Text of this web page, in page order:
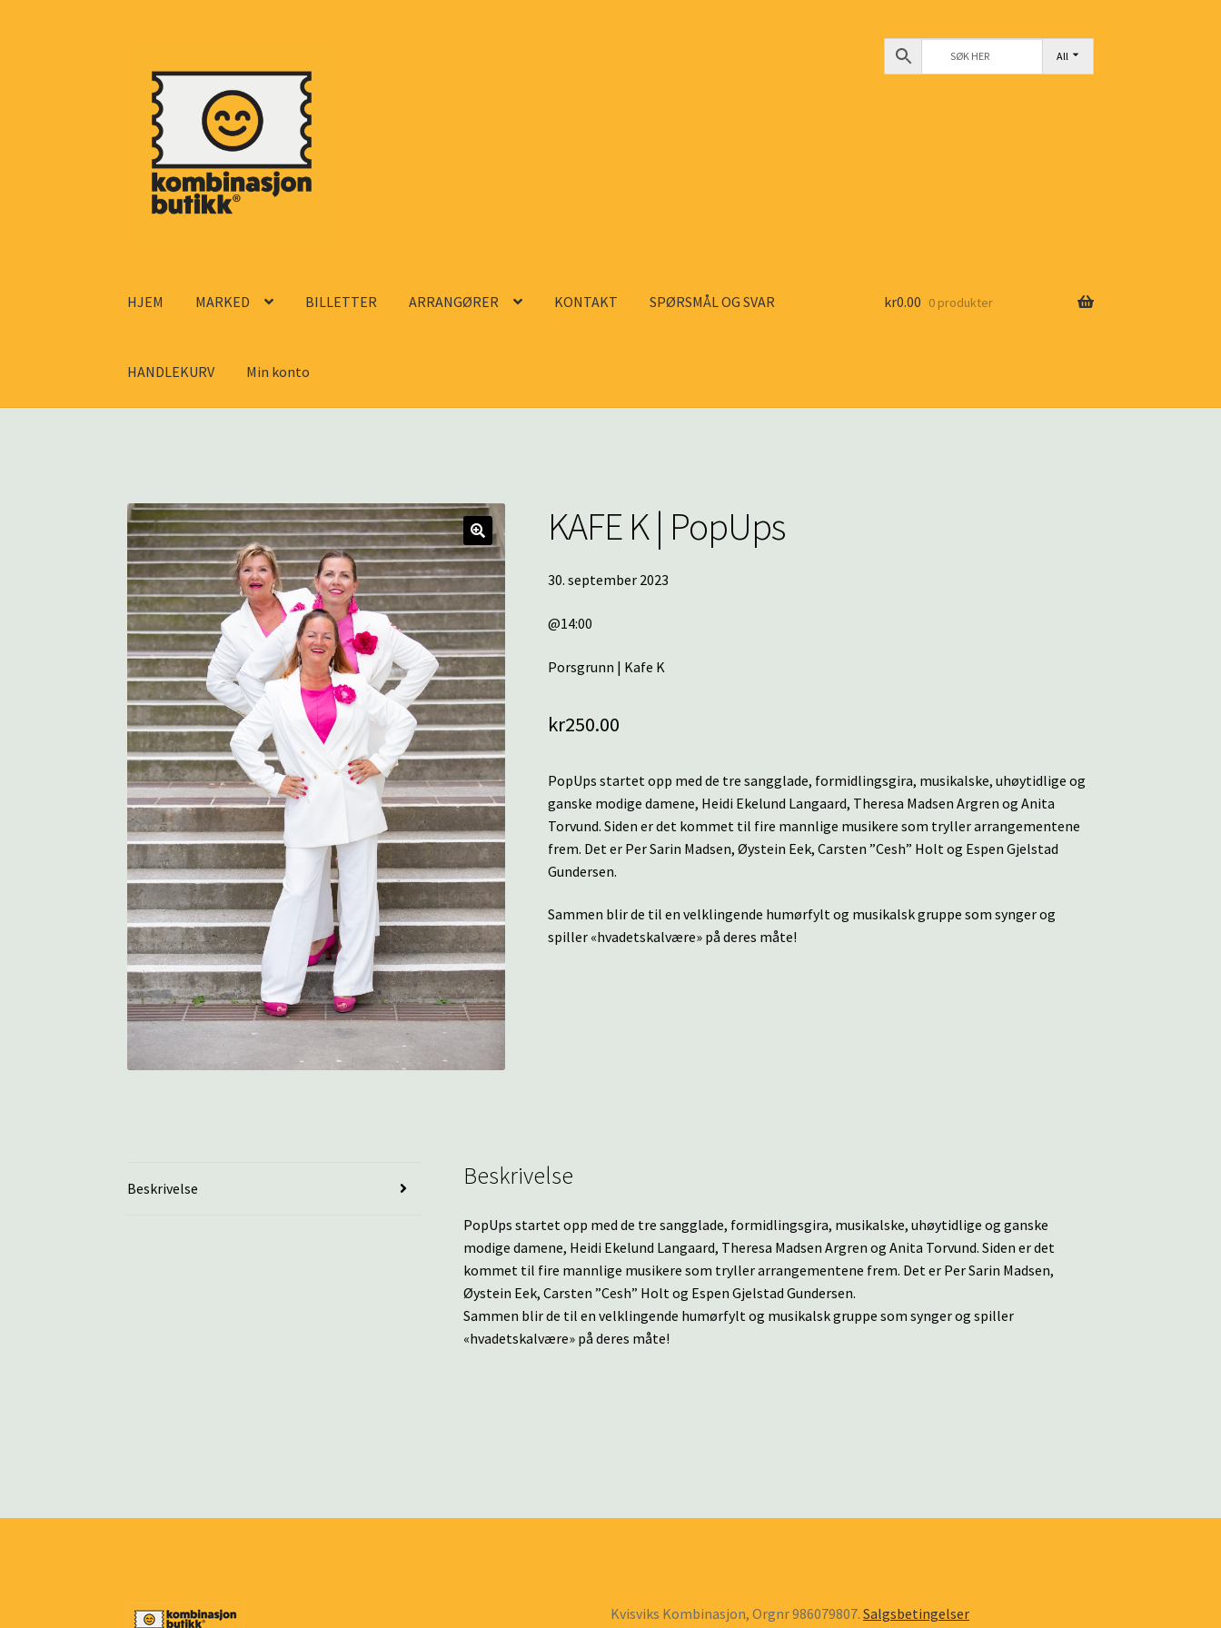
navigasjon
innhold
All
HJEM MARKED BILLETTER ARRANGØRER KONTAKT SPØRSMÅL OG SVAR
HANDLEKURV Min konto
kr0.00 0 produkter
🔍
KAFE K | PopUps
30. september 2023
@14:00
Porsgrunn | Kafe K
kr250.00
PopUps startet opp med de tre sangglade, formidlingsgira, musikalske, uhøytidlige og
ganske modige damene, Heidi Ekelund Langaard, Theresa Madsen Argren og Anita
Torvund. Siden er det kommet til fire mannlige musikere som tryller arrangementene
frem. Det er Per Sarin Madsen, Øystein Eek, Carsten ”Cesh” Holt og Espen Gjelstad
Gundersen.
Sammen blir de til en velklingende humørfylt og musikalsk gruppe som synger og
spiller «hvadetskalvære» på deres måte!
Beskrivelse Beskrivelse
PopUps startet opp med de tre sangglade, formidlingsgira, musikalske, uhøytidlige og ganske
modige damene, Heidi Ekelund Langaard, Theresa Madsen Argren og Anita Torvund. Siden er det
kommet til fire mannlige musikere som tryller arrangementene frem. Det er Per Sarin Madsen,
Øystein Eek, Carsten ”Cesh” Holt og Espen Gjelstad Gundersen.
Sammen blir de til en velklingende humørfylt og musikalsk gruppe som synger og spiller
«hvadetskalvære» på deres måte!
Kvisviks Kombinasjon, Orgnr 986079807. Salgsbetingelser